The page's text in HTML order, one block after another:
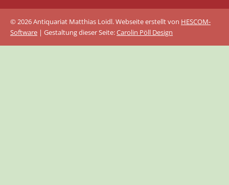
© 2026 Antiquariat Matthias Loidl. Webseite erstellt von HESCOM-
Software | Gestaltung dieser Seite:Carolin Pöll Design